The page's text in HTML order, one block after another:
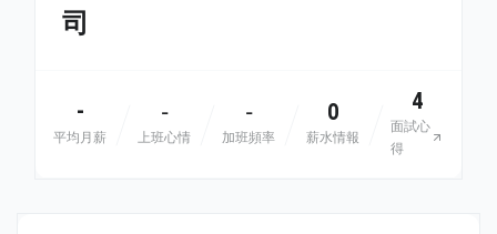
司
-
平均月薪
-
上班心情
-
加班頻率
0
薪水情報
4
面試心
得